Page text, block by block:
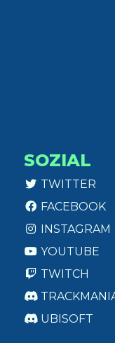
SOZIAL
TWITTER
FACEBOOK
INSTAGRAM
YOUTUBE
TWITCH
UBISOFT